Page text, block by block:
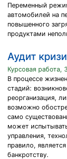
Переменный
автомобилей на
повышенного
продуктами
Аудит
Курсовая работа,
В процессе
стадий:
реорганизация,
возможно
само
может
управления,
правило,
банкротству.